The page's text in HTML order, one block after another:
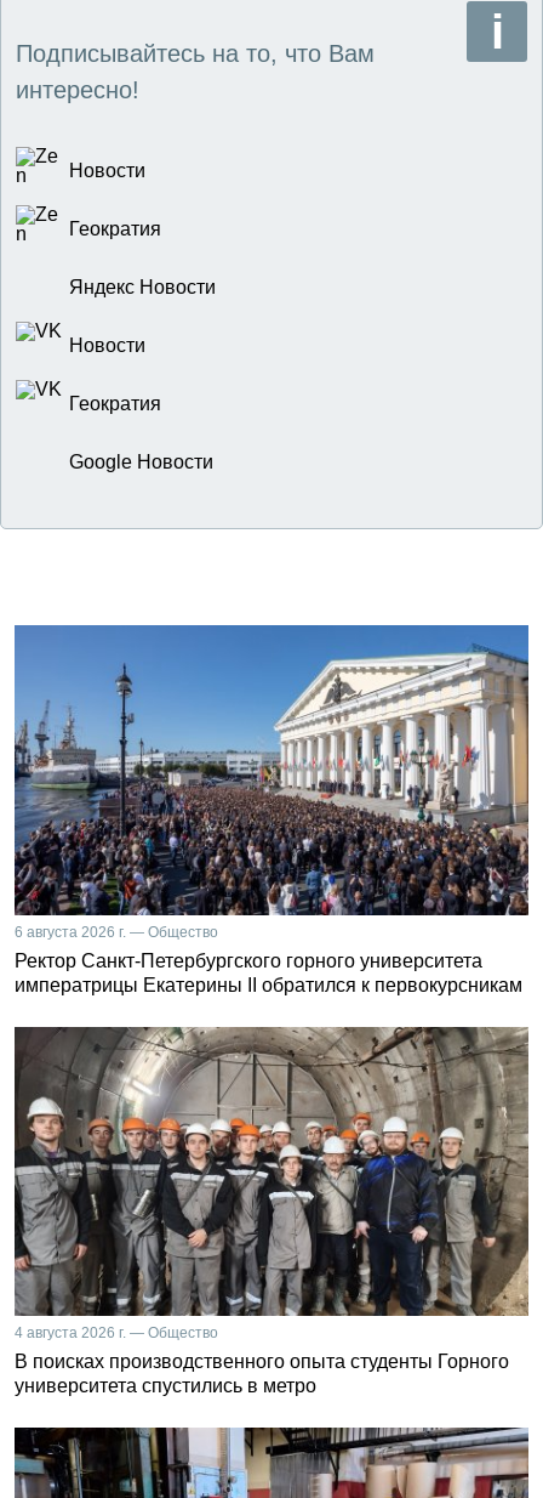
Подписывайтесь на то, что Вам
интересно!
Новости
Геократия
Яндекс Новости
Новости
Геократия
Google Новости
6 августа 2026 г. — Общество
Ректор Санкт-Петербургского горного университета
императрицы Екатерины II обратился к первокурсникам
4 августа 2026 г. — Общество
В поисках производственного опыта студенты Горного
университета спустились в метро